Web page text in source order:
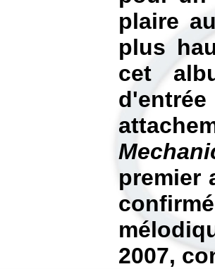
plaire
plus
cet
premier
2007,